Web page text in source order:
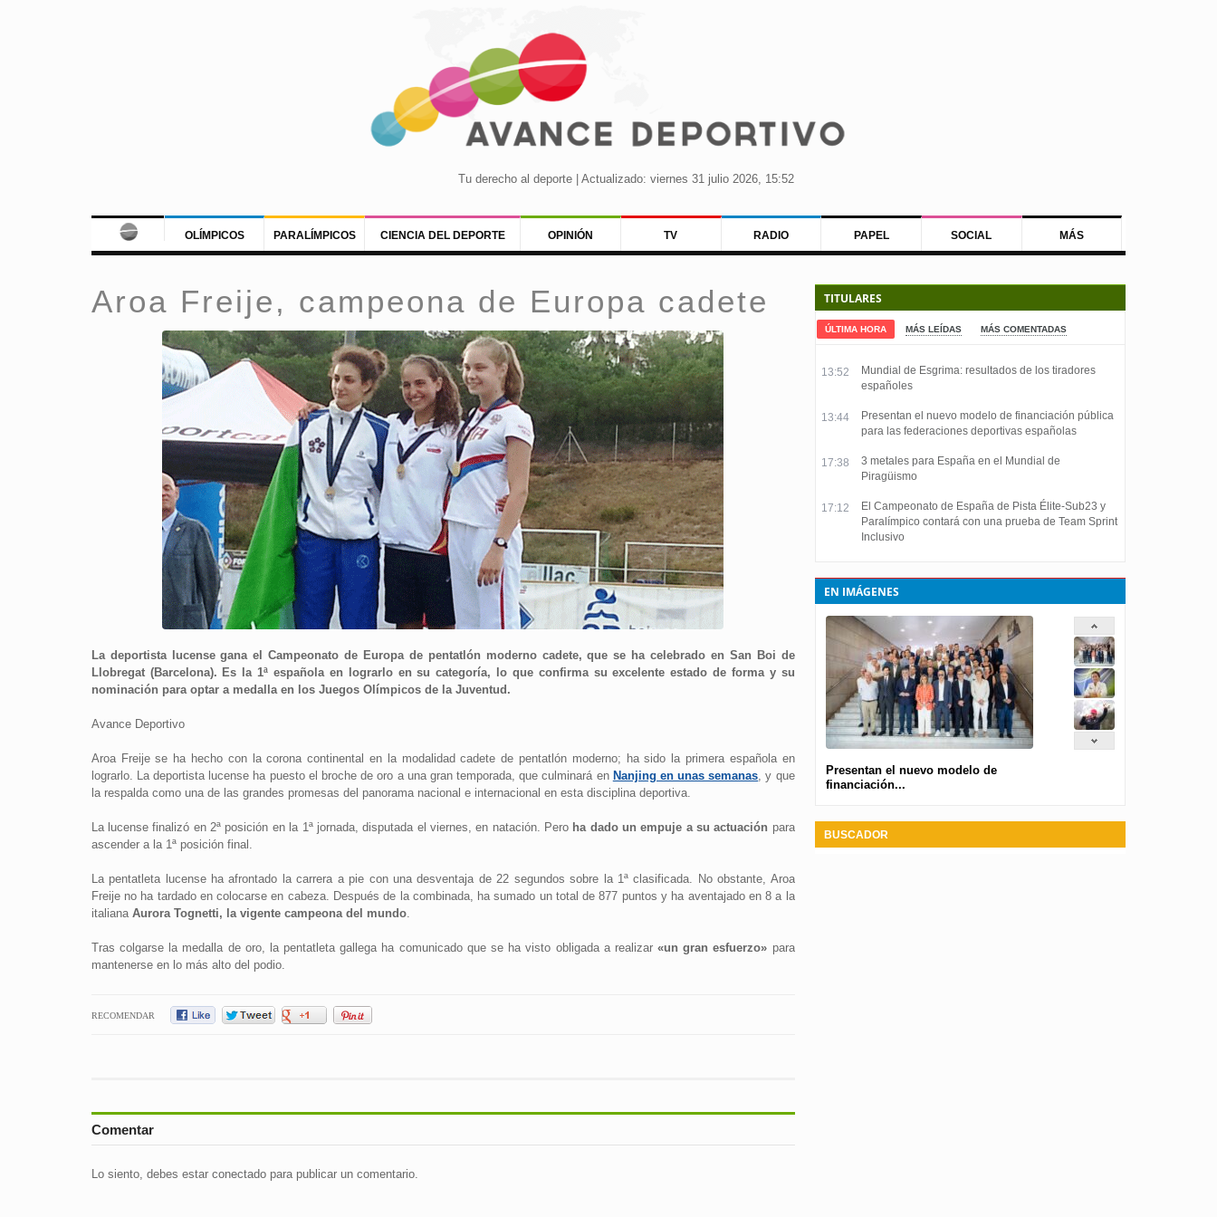
Tu derecho al deporte | Actualizado: viernes 31 julio 2026, 15:52
OLÍMPICOS PARALÍMPICOS CIENCIA DEL DEPORTE OPINIÓN TV RADIO PAPEL SOCIAL MÁS
Aroa Freije, campeona de Europa cadete
La deportista lucense gana el Campeonato de Europa de pentatlón moderno cadete, que se ha celebrado en San Boi de
Llobregat (Barcelona). Es la 1ª española en lograrlo en su categoría, lo que confirma su excelente estado de forma y su
nominación para optar a medalla en los Juegos Olímpicos de la Juventud.
Avance Deportivo
Aroa Freije se ha hecho con la corona continental en la modalidad cadete de pentatlón moderno; ha sido la primera española en
lograrlo. La deportista lucense ha puesto el broche de oro a una gran temporada, que culminará en Nanjing en unas semanas, y que
la respalda como una de las grandes promesas del panorama nacional e internacional en esta disciplina deportiva.
La lucense finalizó en 2ª posición en la 1ª jornada, disputada el viernes, en natación. Pero ha dado un empuje a su actuación para
ascender a la 1ª posición final.
La pentatleta lucense ha afrontado la carrera a pie con una desventaja de 22 segundos sobre la 1ª clasificada. No obstante, Aroa
Freije no ha tardado en colocarse en cabeza. Después de la combinada, ha sumado un total de 877 puntos y ha aventajado en 8 a la
italiana Aurora Tognetti, la vigente campeona del mundo.
Tras colgarse la medalla de oro, la pentatleta gallega ha comunicado que se ha visto obligada a realizar«un gran esfuerzo» para
mantenerse en lo más alto del podio.
RECOMENDAR
Comentar
Lo siento, debes estar conectadopara publicar un comentario.
TITULARES
ÚLTIMA HORA MÁS LEÍDAS MÁS COMENTADAS
13:52
Mundial de Esgrima: resultados de los tiradores
españoles
13:44
Presentan el nuevo modelo de financiación pública
para las federaciones deportivas españolas
17:38
3 metales para España en el Mundial de
Piragüismo
17:12
El Campeonato de España de Pista Élite-Sub23 y
Paralímpico contará con una prueba de Team Sprint
Inclusivo
EN IMÁGENES
Presentan el nuevo modelo de
financiación...
BUSCADOR